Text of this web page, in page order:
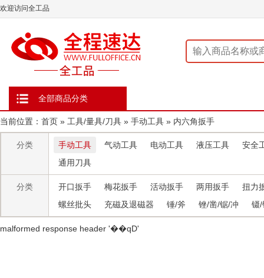
欢迎访问全工品
全部商品分类
当前位置： 首页 » 工具/量具/刀具 » 手动工具 » 内六角扳手
分类 手动工具 气动工具 电动工具 液压工具
安全
通用刀具
分类 开口扳手 梅花扳手 活动扳手 两用扳手
扭力
螺丝批头
充磁及退磁器 锤/斧 锉/凿/锯/冲 镊/
malformed response header ' ��qD'